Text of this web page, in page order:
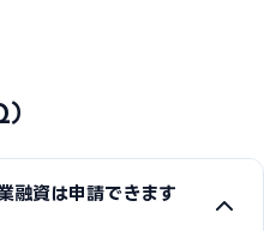
融資は申請できます